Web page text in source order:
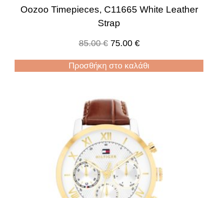
Oozoo Timepieces, C11665 White Leather
Strap
85.00€ 75.00 €
Προσθήκη στο καλάθι